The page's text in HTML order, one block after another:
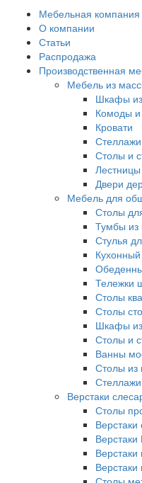
Мебельная компания
О компании
Статьи
Распродажа
Производственная
Мебель из
Шкафы
Комоды
Кровати
Стеллажи
Столы и
Двери
Мебель для
Столы
Тумбы из
Стулья
Тележки
Столы
Столы
Шкафы
Столы и
Ванны
Столы из
Верстаки
Столы